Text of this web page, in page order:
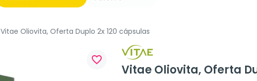
Vitae Oliovita, Oferta Duplo 2x 120 cápsulas
favorite_border
Vitae Oliovita, Oferta